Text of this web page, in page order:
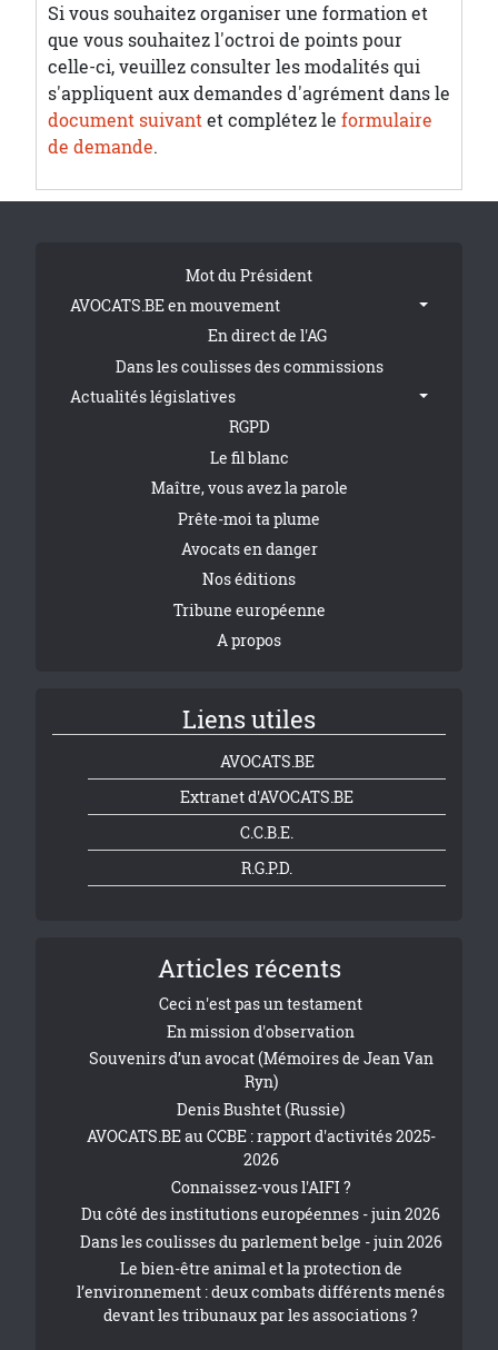
Si vous souhaitez organiser une formation et
que vous souhaitez l'octroi de points pour
celle-ci, veuillez consulter les modalités qui
s'appliquent aux demandes d'agrément dans le
document suivantet complétez le formulaire
de demande.
Tribune FooterMot du Président
AVOCATS.BE en mouvement
En direct de l'AG
Dans les coulisses des commissions
Actualités législatives
RGPD
Le fil blanc
Maître, vous avez la parole
Prête-moi ta plume
Avocats en danger
Nos éditions
Tribune européenne
A propos
Liens utiles
AVOCATS.BE
Extranet d'AVOCATS.BE
C.C.B.E.
R.G.P.D.
Articles récents
Ceci n'est pas un testament
En mission d'observation
Souvenirs d’un avocat (Mémoires de Jean Van
Ryn)
Denis Bushtet (Russie)
AVOCATS.BE au CCBE : rapport d'activités 2025-
2026
Connaissez-vous l'AIFI ?
Du côté des institutions européennes - juin 2026
Dans les coulisses du parlement belge - juin 2026
Le bien-être animal et la protection de
l’environnement : deux combats différents menés
devant les tribunaux par les associations ?